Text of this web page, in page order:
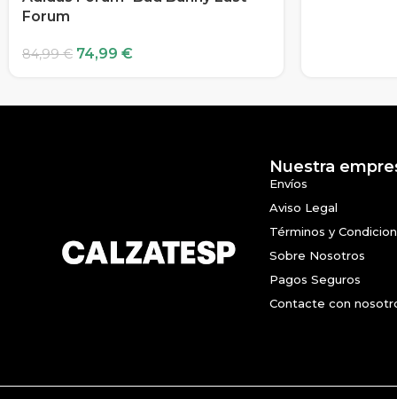
Forum
84,99€ 74,99 €
Nuestra
Envíos
Aviso Legal
Términos y
Sobre Nosotros
Pagos Seguros
Contacte con